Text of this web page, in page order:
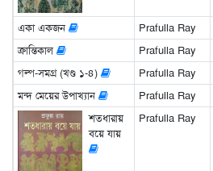
একা একজন Prafulla Ray
ক্রান্তিকাল
Prafulla Ray
গল্প-সমগ্র (খণ্ড ১-৪)
Prafulla Ray
মন্দ মেয়ের উপাখ্যান
Prafulla Ray
শতধারায়
বয়ে যায়
Prafulla Ray